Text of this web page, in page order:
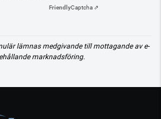
FriendlyCaptcha ⇗
lämnas medgivande till mottagande av e-
marknadsföring.